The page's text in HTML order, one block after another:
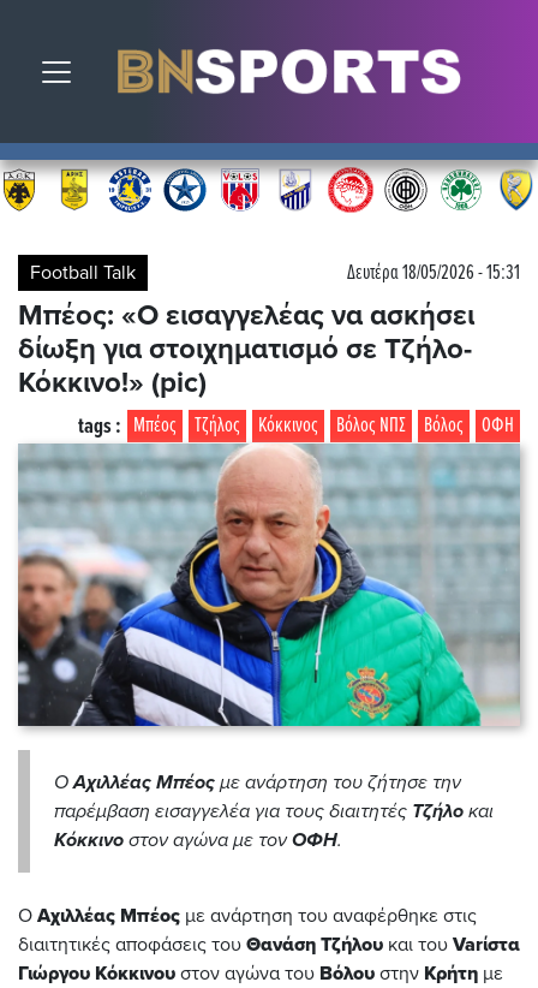
Toggle navigation
Football Talk Δευτέρα 18/05/2026 - 15:31
Μπέος: «Ο εισαγγελέας να ασκήσει
δίωξη για στοιχηματισμό σε Τζήλο-
Κόκκινο!» (pic)
ΟΦΗ
Βόλος
Βόλος ΝΠΣ
Κόκκινος
Τζήλος
Μπέος
tags :
ΟΑχιλλέας Μπέος με ανάρτηση του ζήτησε την
παρέμβαση εισαγγελέα για τους διαιτητές Τζήλο και
Κόκκινο στον αγώνα με τονΟΦΗ.
Ο Αχιλλέας Μπέος με ανάρτηση του αναφέρθηκε στις
διαιτητικές αποφάσεις του Θανάση Τζήλου και του Varίστα
Γιώργου Κόκκινου στον αγώνα του Βόλου στην Κρήτη με